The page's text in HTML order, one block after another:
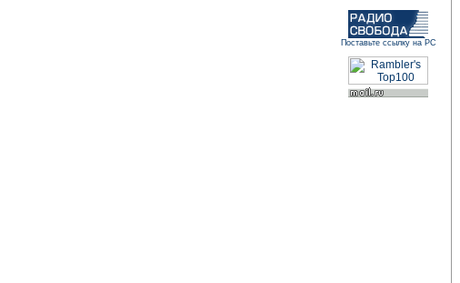
Поставьте ссылку на РС